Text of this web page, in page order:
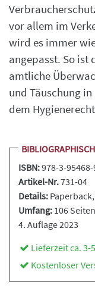
vor allem im
wird es immer
angepasst. So ist
amtliche
und Täuschung
dem
ISBN:978-3-
Artikel-Nr.731-04
Details: Paperback
Umfang: 106 Seiten
4. Auflage 2023
Lieferzeit ca. 3-
Kostenloser